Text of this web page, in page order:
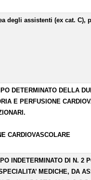
degli assistenti (ex cat. C),
DETERMINATO DELLA
E PERFUSIONE
CARDIOVASCOLARE
INDETERMINATO DI N. 2
MEDICHE, DA